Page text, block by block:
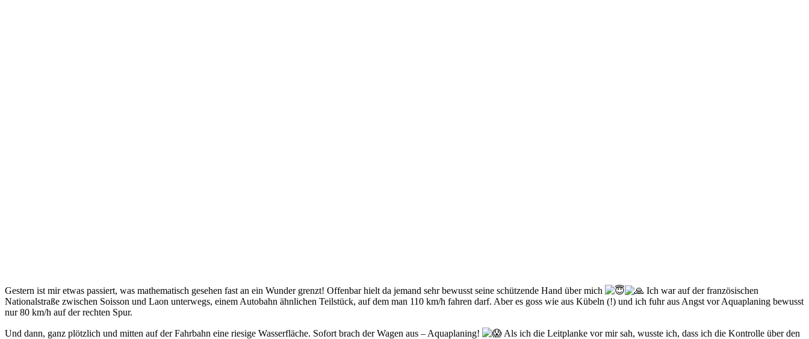
Gestern ist mir etwas passiert, was mathematisch gesehen fast an ein Wunder grenzt! Offenbar hielt da jemand sehr bewusst seine schützende Hand über mich
Ich war auf der französischen
Nationalstraße zwischen Soisson und Laon unterwegs, einem Autobahn ähnlichen Teilstück, auf dem man 110 km/h fahren darf. Aber es goss wie aus Kübeln (!) und ich fuhr aus Angst vor Aquaplaning bewusst
nur 80 km/h auf der rechten Spur.
Und dann, ganz plötzlich und mitten auf der Fahrbahn eine riesige Wasserfläche. Sofort brach der Wagen aus – Aquaplaning!
Als ich die Leitplanke vor mir sah, wusste ich, dass ich die Kontrolle über den